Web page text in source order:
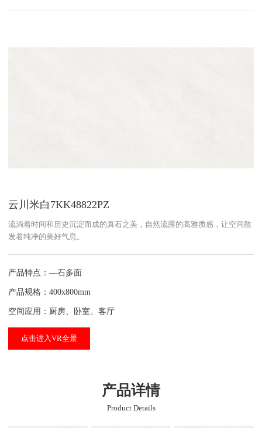
云川米白7KK48822PZ
流淌着时间和历史沉淀而成的真石之美，自然流露的高雅质感，让空间散
发着纯净的美好气息。
产品特点：—石多面
产品规格：400x800mm
空间应用：厨房、卧室、客厅
点击进入VR全景
产品详情
Product Details